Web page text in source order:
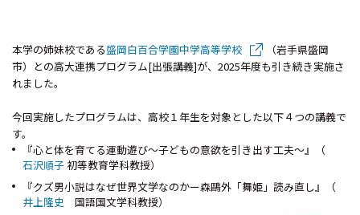
本学の姉妹校である盛岡白百合学園中学高等学校
（岩手県盛岡
市）との高大連携プログラム[出張講義]が、2025年度も引き続き実施さ
れました。
今回実施したプログラムは、高校１年生を対象とした以下４つの講義で
す。
『心と体を育てる運動遊び～子どもの意欲を引き出す工夫～』（
石沢順子初等教育学科教授）
『クズ男小説はなぜ世界文学なのかー森鷗外「舞姫」読み直し』（
井上隆史 国語国文学科教授）